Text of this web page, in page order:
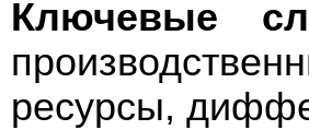
Ключевые
ресурсы,